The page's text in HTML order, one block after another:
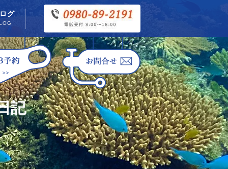
グ
記